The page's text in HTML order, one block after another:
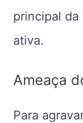
principal da
ativa.
Ameaça
Para